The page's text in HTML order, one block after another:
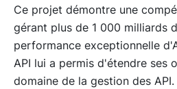
Ce projet démontre une
gérant plus de 1 000 milliards
performance exceptionnelle
API lui a permis d'étendre ses
domaine de la gestion des